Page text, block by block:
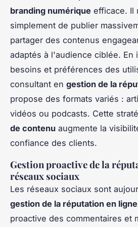
branding numérique efficace. Il
simplement de publier
partager des contenus
adaptés à l'audience ciblée. En
besoins et préférences des
consultant en gestion de la
propose des formats variés :
vidéos ou podcasts. Cette
de contenu augmente la
confiance des clients.
Gestion proactive de la
réseaux sociaux
Les réseaux sociaux sont
gestion de la réputation en ligne
proactive des commentaires et